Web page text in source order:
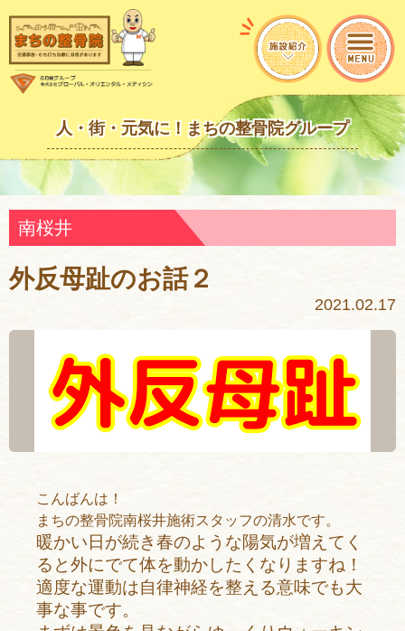
人・街・元気に！まちの整骨院グループ
南桜井
外反母趾のお話２
2021.02.17
こんばんは！
まちの整骨院南桜井施術スタッフの清水です。
暖かい日が続き春のような陽気が増えてく
ると外にでて体を動かしたくなりますね！
適度な運動は自律神経を整える意味でも大
事な事です。